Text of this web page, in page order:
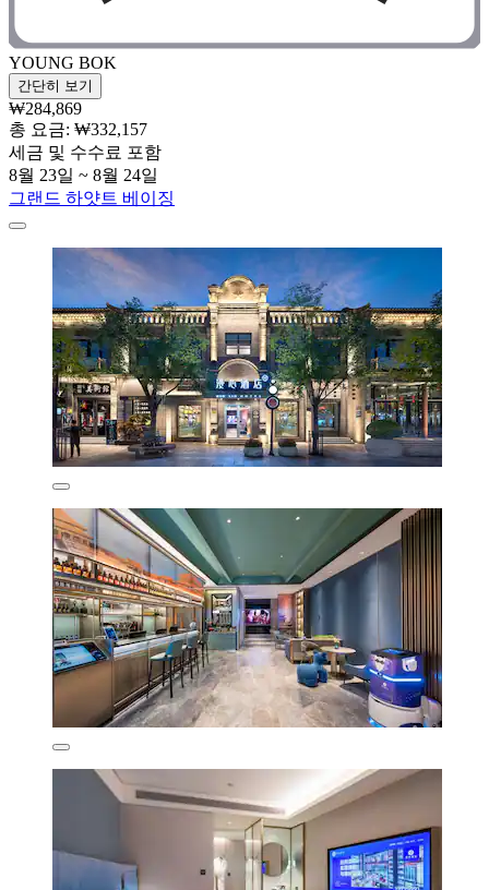
YOUNG BOK
간단히 보기
₩284,869
총 요금: ₩332,157
세금 및 수수료 포함
8월 23일 ~ 8월 24일
그랜드 하얏트 베이징